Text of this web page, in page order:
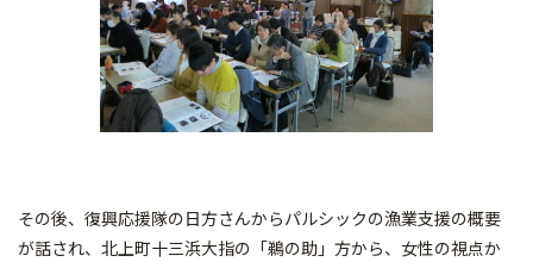
その後、復興応援隊の日方さんからパルシックの漁業支援の概要
が話され、北上町十三浜大指の「鵜の助」方から、女性の視点か